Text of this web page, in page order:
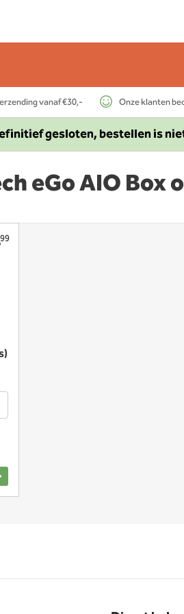
vanaf €30,- Onze klanten
gesloten, bestellen is
eGo AIO Box
99